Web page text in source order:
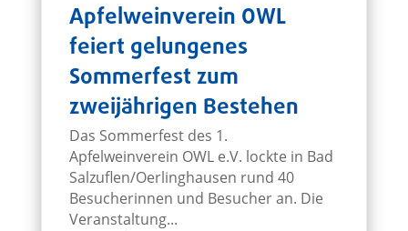
Apfelweinverein OWL
feiert gelungenes
Sommerfest zum
zweijährigen Bestehen
Das Sommerfest des 1.
Apfelweinverein OWL e.V. lockte in Bad
Salzuflen/Oerlinghausen rund 40
Besucherinnen und Besucher an. Die
Veranstaltung...